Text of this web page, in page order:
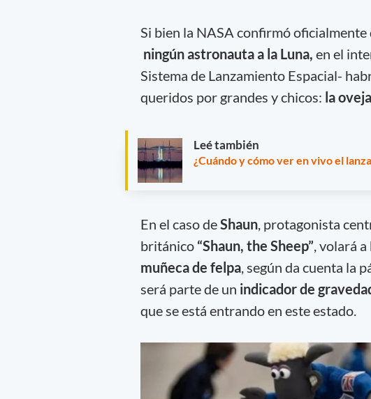
Si bien la NASA confirmó oficialmente
ningún astronauta a la Luna, en el
Sistema de Lanzamiento Espacial-
queridos por grandes y chicos: la
Leé también
¿Cuándo y cómo ver en vivo el
En el caso deShaun, protagonista
británico“Shaun, the Sheep” , volará
muñeca de felpa, según da cuenta la
será parte de un indicador de
que se está entrando en este estado.